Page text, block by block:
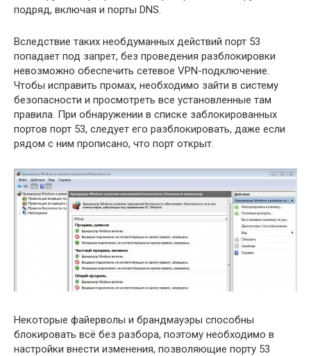
подряд, включая и порты DNS.
Вследствие таких необдуманных действий порт 53
попадает под запрет, без проведения разблокировки
невозможно обеспечить сетевое VPN-подключение.
Чтобы исправить промах, необходимо зайти в систему
безопасности и просмотреть все установленные там
правила. При обнаружении в списке заблокированных
портов порт 53, следует его разблокировать, даже если
рядом с ним прописано, что порт открыт.
Некоторые файерволы и брандмауэры способны
блокировать всё без разбора, поэтому необходимо в
настройки внести изменения, позволяющие порту 53